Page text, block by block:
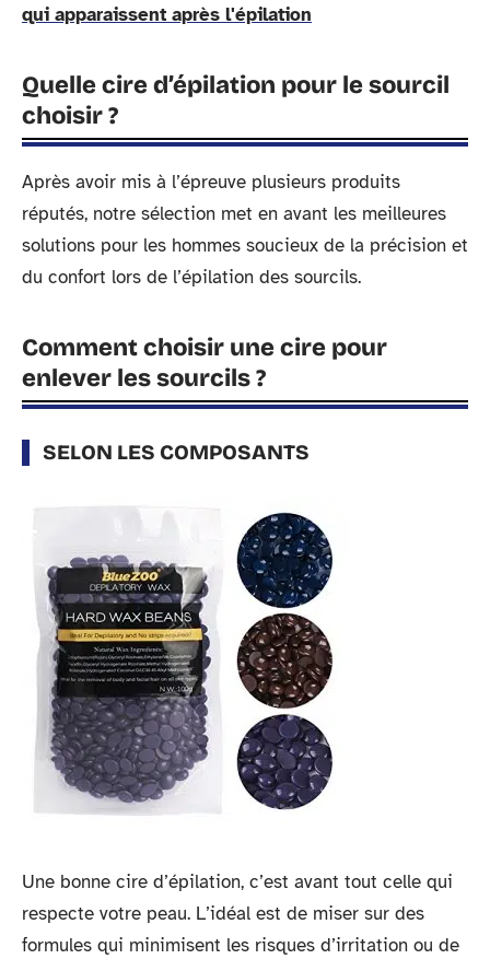
qui apparaissent après l'épilation
Quelle cire d’épilation pour le sourcil
choisir ?
Après avoir mis à l’épreuve plusieurs produits
réputés, notre sélection met en avant les meilleures
solutions pour les hommes soucieux de la précision et
du confort lors de l’épilation des sourcils.
Comment choisir une cire pour
enlever les sourcils ?
SELON LES COMPOSANTS
Une bonne cire d’épilation, c’est avant tout celle qui
respecte votre peau. L’idéal est de miser sur des
formules qui minimisent les risques d’irritation ou de